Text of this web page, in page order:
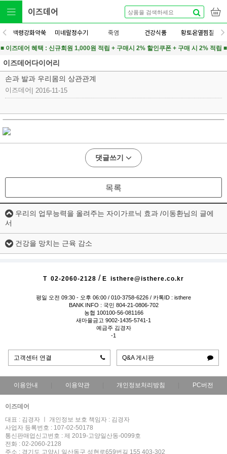
이즈데어
백령강화약쑥 미네랄정수기 죽염 건강식품 황토온열찜질
■ 이즈데어 혜택 : 신규회원 1,000원 적립 + 구매시 2% 할인쿠폰 + 구매 시 2% 적립 ■
이즈데어다이어리
손과 발과 우리몸의 상관관계
이즈데어 2016-11-15
댓글쓰기
목록
우리의 업무능력을 올려주는 자이가르닉 효과 /이동환님의 글에
서
건강을 망치는 근육 감소
T 02-2060-2128 / E isthere@isthere.co.kr
평일 오전 09:30 - 오후 06:00 / 010-3758-6226 / 카톡ID : isthere
BANK INFO : 국민 804-21-0806-702
농협 100100-56-081166
새마을금고 9002-1435-5741-1
예금주 김경자
-1
고객센터 연결 Q&A 게시판
이용안내 이용약관 개인정보처리방침 PC버전
이즈데어
대표 : 김경자 ㅣ 개인정보 보호 책임자 : 김경자
사업자 등록번호 : 107-02-50178
통신판매업신고번호 : 제 2019-고양일산동-0099호
전화 : 02-2060-2128
주소 : 경기도 고양시 일산동구 성현로659번길 155 403-302